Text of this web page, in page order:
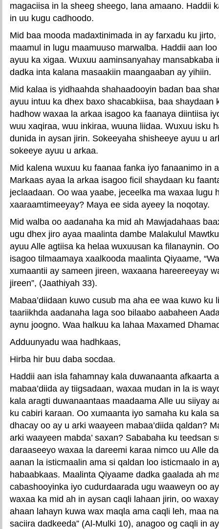
magaciisa in la sheeg sheego, lana amaano. Haddii
in uu kugu cadhoodo.
Mid baa mooda madaxtinimada in ay farxadu ku
maamul in lugu maamuuso marwalba. Haddii aan
ayuu ka xigaa. Wuxuu aaminsanyahay mansabkaba
dadka inta kalana masaakiin maangaaban ay yihiin.
Mid kalaa is yidhaahda shahaadooyin badan baa
ayuu intuu ka dhex baxo shacabkiisa, baa shaydaan
hadhow waxaa la arkaa isagoo ka faanaya diintiisa
wuu xaqiraa, wuu inkiraa, wuuna liidaa. Wuxuu isku
dunida in aysan jirin. Sokeeyaha shisheeye ayuu u
sokeeye ayuu u arkaa.
Mid kalena wuxuu ku faanaa fanka iyo fanaanimo in
Markaas ayaa la arkaa isagoo ficil shaydaan ku
jeclaadaan. Oo waa yaabe, jeceelka ma waxaa lugu
xaaraamtimeeyay? Maya ee sida ayeey la noqotay.
Mid walba oo aadanaha ka mid ah Mawjadahaas
ugu dhex jiro ayaa maalinta dambe Malakulul
ayuu Alle agtiisa ka helaa wuxuusan ka filanaynin.
isagoo tilmaamaya xaalkooda maalinta Qiyaame,
xumaantii ay sameen jireen, waxaana hareereeyay
jireen”, (Jaathiyah 33).
Mabaa’diidaan kuwo cusub ma aha ee waa kuwo ku
taariikhda aadanaha laga soo bilaabo aabaheen
aynu joogno. Waa halkuu ka lahaa Maxamed
Adduunyadu waa hadhkaas,
Hirba hir buu daba socdaa.
Haddii aan isla fahamnay kala duwanaanta afkaarta
mabaa’diida ay tiigsadaan, waxaa mudan in la is
kala aragti duwanaantaas maadaama Alle uu siiyay
ku cabiri karaan. Oo xumaanta iyo samaha ku kala
dhacay oo ay u arki waayeen mabaa’diida qaldan?
arki waayeen mabda’ saxan? Sababaha ku teedsan
daraaseeyo waxaa la dareemi karaa nimco uu Alle
aanan la isticmaalin ama si qaldan loo isticmaalo in
habaabkaas. Maalinta Qiyaame dadka gaalada ah
cabashooyinka iyo cudurdaarada ugu waaweyn oo
waxaa ka mid ah in aysan caqli lahaan jirin, oo
ahaan lahayn kuwa wax maqla ama caqli leh, maa
saciira dadkeeda” (Al-Mulki 10), anagoo og caqli in